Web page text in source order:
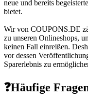
neue und bereits
bietet.
Wir von COUPONS.DE
zu unseren Onlineshops,
keinen Fall einreißen.
vor dessen
Sparerlebnis zu
❓Häufige